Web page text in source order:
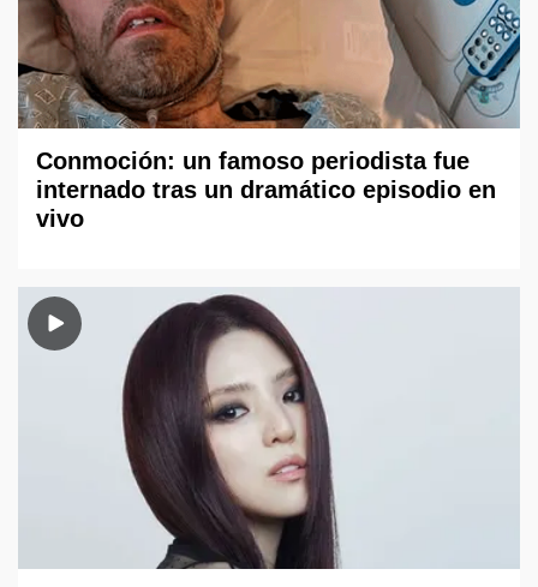
Conmoción: un famoso periodista fue
internado tras un dramático episodio en
vivo